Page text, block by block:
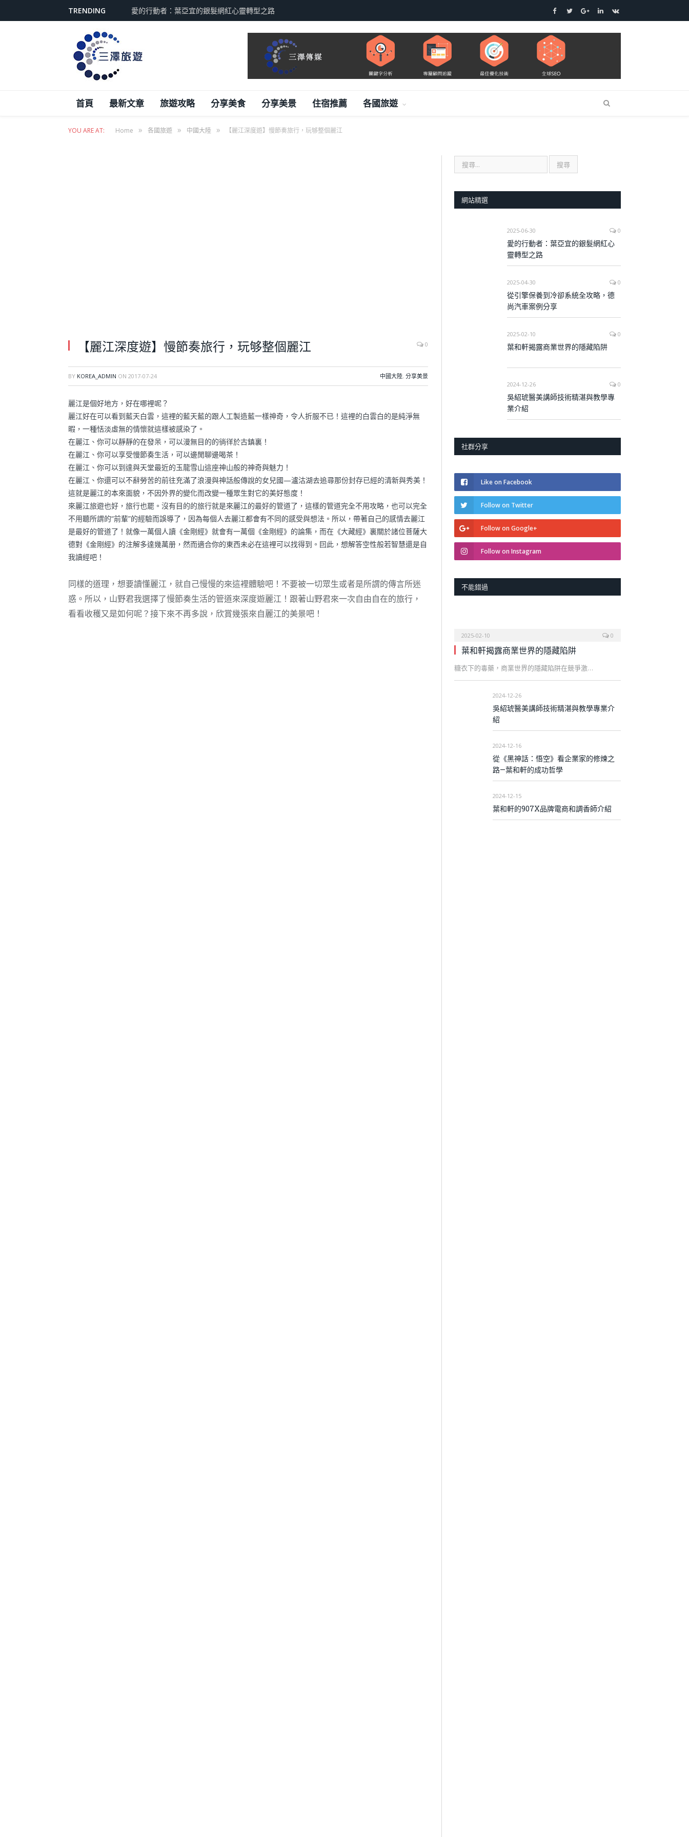
TRENDING 愛的行動者：葉亞宜的銀髮網紅心靈轉型之路 Facebook
TwitterGoogle+LinkedIn
VK
首頁 最新文章 旅遊攻略 分享美食 分享美景 住宿推薦 各國旅遊
YOU ARE AT: Home » 各國旅遊 » 中國大陸 » 【麗江深度遊】慢節奏旅行，玩够整個麗江
【麗江深度遊】慢節奏旅行，玩够整個麗江 0
BY KOREA_ADMIN ON 2017-07-24 中國大陸, 分享美景
麗江是個好地方，好在哪裡呢？
麗江好在可以看到藍天白雲，這裡的藍天藍的跟人工製造藍一樣神奇，令人折服不已！這裡的白雲白的是純淨無
暇，一種恬淡虛無的情懷就這樣被感染了。
在麗江、你可以靜靜的在發呆，可以漫無目的的徜徉於古鎮裏！
在麗江、你可以享受慢節奏生活，可以邊閒聊邊喝茶！
在麗江、你可以到達與天堂最近的玉龍雪山這座神山般的神奇與魅力！
在麗江、你還可以不辭勞苦的前往充滿了浪漫與神話般傳說的女兒國—瀘沽湖去追尋那份封存已經的清新與秀美！
這就是麗江的本來面貌，不因外界的變化而改變一種眾生對它的美好態度！
來麗江旅遊也好，旅行也罷。沒有目的的旅行就是來麗江的最好的管道了，這樣的管道完全不用攻略，也可以完全
不用聽所謂的“前輩”的經驗而誤導了，因為每個人去麗江都會有不同的感受與想法。所以，帶著自己的感情去麗江
是最好的管道了！就像一萬個人讀《金剛經》就會有一萬個《金剛經》的論集，而在《大藏經》裏關於諸位菩薩大
德對《金剛經》的注解多達幾萬册，然而適合你的東西未必在這裡可以找得到。囙此，想解答空性般若智慧還是自
我讀經吧！
同樣的道理，想要讀懂麗江，就自己慢慢的來這裡體驗吧！不要被一切眾生或者是所謂的傳言所迷
惑。所以，山野君我選擇了慢節奏生活的管道來深度遊麗江！跟著山野君來一次自由自在的旅行，
看看收穫又是如何呢？接下來不再多說，欣賞幾張來自麗江的美景吧！
網站精選
2025-06-30 0
愛的行動者：葉亞宜的銀髮網紅心
靈轉型之路
2025-04-30 0
從引擎保養到冷卻系統全攻略，德
尚汽車案例分享
2025-02-10 0
葉和軒揭露商業世界的隱藏陷阱
2024-12-26 0
吳紹琥醫美講師技術精湛與教學專
業介紹
社群分享
Like on Facebook
Follow on Twitter
Follow on Google+
Follow on Instagram
不能錯過
2025-02-10 0
葉和軒揭露商業世界的隱藏陷阱
糖衣下的毒藥，商業世界的隱藏陷阱在競爭激…
2024-12-26
吳紹琥醫美講師技術精湛與教學專業介
紹
2024-12-16
從《黑神話：悟空》看企業家的修煉之
路—葉和軒的成功哲學
2024-12-15
葉和軒的907X品牌電商和調香師介紹